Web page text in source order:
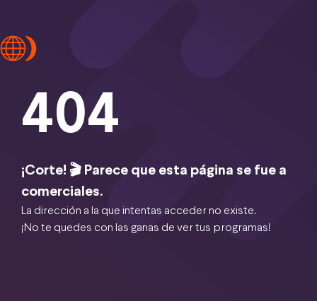
404
¡Corte! 🎬 Parece que esta página se fue a
comerciales.
La dirección a la que intentas acceder no existe.
¡No te quedes con las ganas de ver tus programas!